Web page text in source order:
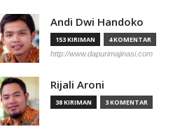
Andi Dwi Handoko
153 KIRIMAN 4 KOMENTAR
http://www.dapurimajinasi.com
Rijali Aroni
38 KIRIMAN 3 KOMENTAR